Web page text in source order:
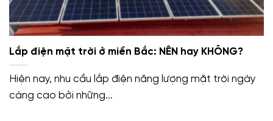
Lắp điện mặt trời ở miền Bắc: NÊN hay KHÔNG?
Hiện nay, nhu cầu lắp điện năng lượng mặt trời ngày
càng cao bởi những...